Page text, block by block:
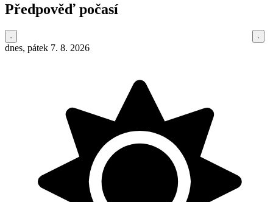
Předpověď počasí
dnes, pátek 7. 8. 2026